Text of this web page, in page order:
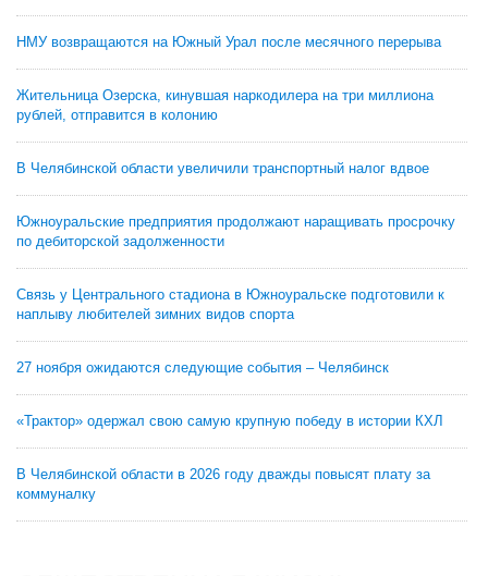
НМУ возвращаются на Южный Урал после месячного перерыва
Жительница Озерска, кинувшая наркодилера на три миллиона
рублей, отправится в колонию
В Челябинской области увеличили транспортный налог вдвое
Южноуральские предприятия продолжают наращивать просрочку
по дебиторской задолженности
Связь у Центрального стадиона в Южноуральске подготовили к
наплыву любителей зимних видов спорта
27 ноября ожидаются следующие события – Челябинск
«Трактор» одержал свою самую крупную победу в истории КХЛ
В Челябинской области в 2026 году дважды повысят плату за
коммуналку